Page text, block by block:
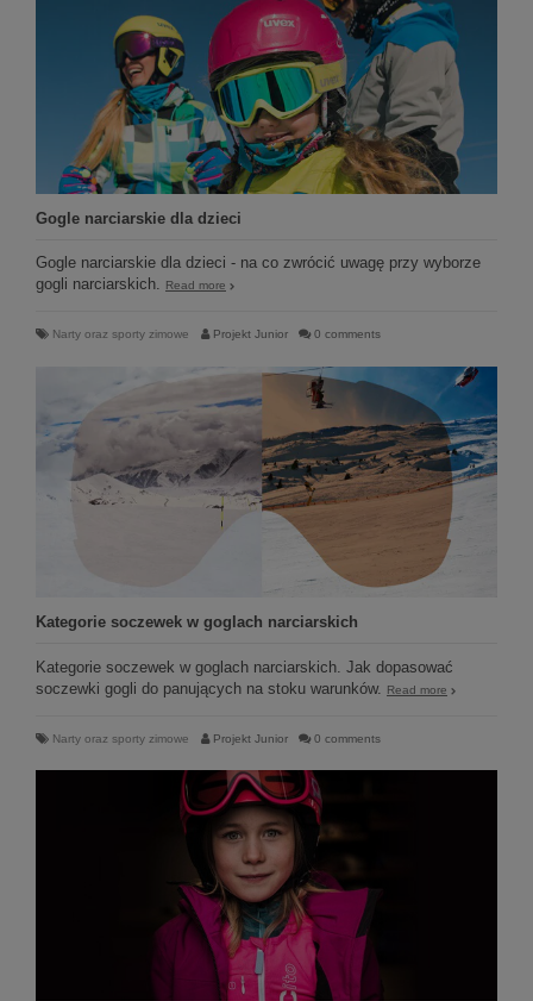
Gogle narciarskie dla dzieci
Gogle narciarskie dla dzieci - na co zwrócić uwagę przy wyborze
gogli narciarskich.
Read more
Narty oraz sporty zimowe Projekt Junior 0 comments
Kategorie soczewek w goglach narciarskich
Kategorie soczewek w goglach narciarskich. Jak dopasować
soczewki gogli do panujących na stoku warunków.
Read more
Narty oraz sporty zimowe Projekt Junior 0 comments